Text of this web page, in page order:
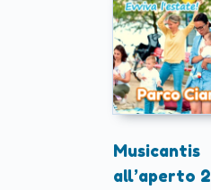
Musicantis
all’aperto